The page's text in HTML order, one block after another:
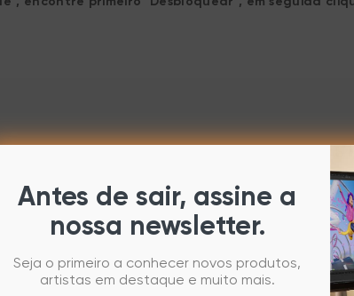
, então escolha o botões "PenTabletSetting" e "Abrir"
Antes de sair, assine a
nossa newsletter.
Seja o primeiro a conhecer novos produtos,
artistas em destaque e muito mais.